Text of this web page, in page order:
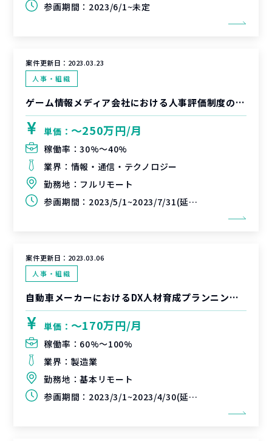
参画期間： 2023/6/1~未定
案件更新日： 2023.03.23
人事・組織
ゲーム情報メディア会社における人事評価制度の刷新支援
単価： 〜250万円/月
稼働率：30%〜40%
業界： 情報・通信・テクノロジー
勤務地： フルリモート
参画期間： 2023/5/1~2023/7/31(延長可能性あり)
案件更新日： 2023.03.06
人事・組織
自動車メーカーにおけるDX人材育成プランニングプロジェクト
単価： 〜170万円/月
稼働率： 60%〜100%
業界： 製造業
勤務地：基本リモート
参画期間： 2023/3/1~2023/4/30(延長可能性あり)